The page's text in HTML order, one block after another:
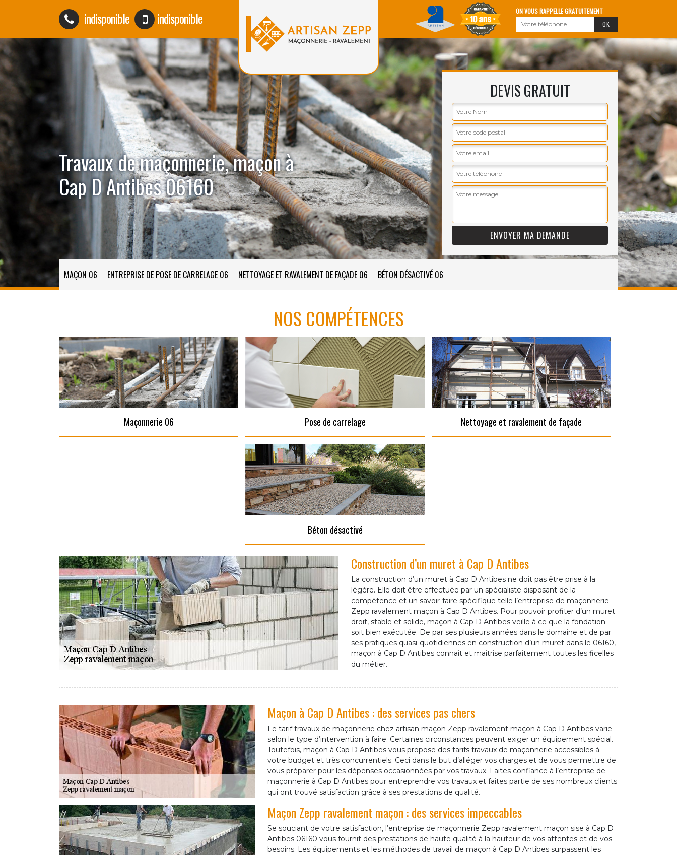
indisponible indisponible ON VOUS RAPPELLE GRATUITEMENT
Travaux de maçonnerie, maçon à
Cap D Antibes 06160
DEVIS GRATUIT
MAÇON 06 ENTREPRISE DE POSE DE CARRELAGE 06 NETTOYAGE ET RAVALEMENT DE FAÇADE 06 BÉTON DÉSACTIVÉ 06
NOS COMPÉTENCES
Maçonnerie 06 Pose de carrelage Nettoyage et ravalement de façade
Béton désactivé
Construction d’un muret à Cap D Antibes
La construction d’un muret à Cap D Antibes ne doit pas être prise à la
légère. Elle doit être effectuée par un spécialiste disposant de la
compétence et un savoir-faire spécifique telle l’entreprise de maçonnerie
Zepp ravalement maçon à Cap D Antibes. Pour pouvoir profiter d’un muret
droit, stable et solide, maçon à Cap D Antibes veille à ce que la fondation
soit bien exécutée. De par ses plusieurs années dans le domaine et de par
ses pratiques quasi-quotidiennes en construction d’un muret dans le 06160,
maçon à Cap D Antibes connait et maitrise parfaitement toutes les ficelles
du métier.
Maçon à Cap D Antibes : des services pas chers
Le tarif travaux de maçonnerie chez artisan maçon Zepp ravalement maçon à Cap D Antibes varie
selon le type d’intervention à faire. Certaines circonstances peuvent exiger un équipement spécial.
Toutefois, maçon à Cap D Antibes vous propose des tarifs travaux de maçonnerie accessibles à
votre budget et très concurrentiels. Ceci dans le but d’alléger vos charges et de vous permettre de
vous préparer pour les dépenses occasionnées par vos travaux. Faites confiance à l’entreprise de
maçonnerie à Cap D Antibes pour entreprendre vos travaux et faites partie de ses nombreux clients
qui ont trouvé satisfaction grâce à ses prestations de qualité.
Maçon Zepp ravalement maçon : des services impeccables
Se souciant de votre satisfaction, l’entreprise de maçonnerie Zepp ravalement maçon sise à Cap D
Antibes 06160 vous fournit des prestations de haute qualité à la hauteur de vos attentes et de vos
besoins. Les équipements et les méthodes de travail de maçon à Cap D Antibes surpassent les